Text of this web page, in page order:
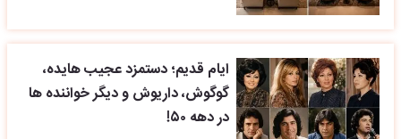
ایام قدیم؛ دستمزد عجیب هایده،
گوگوش، داریوش و دیگر خواننده ها
در دهه ۵۰!